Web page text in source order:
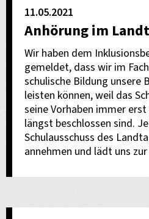
11.05.2021
Anhörung im
Wir haben dem
gemeldet, dass wir im
schulische Bildung unsere
leisten können, weil das
seine Vorhaben immer
längst beschlossen sind.
Schulausschuss des
annehmen und lädt uns